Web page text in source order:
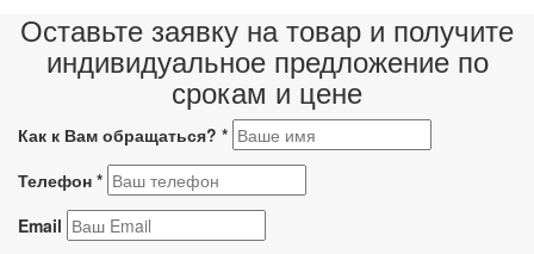
Оставьте заявку на товар и получите
индивидуальное предложение по
срокам и цене
Как к Вам обращаться? *
Телефон *
Email